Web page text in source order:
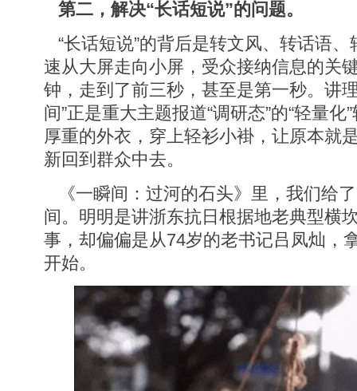
第二，解决“长话短说”的问题。
“长话短说”的背后是转文风、转话语
速从大屏走向小屏，受众接纳信息的关
钟，走到了前三秒，甚至是第一秒。讲
间”正是重大主题报道“调研态”的“轻量
厚重的外衣，穿上轻衫小褂，让原本就
新回到群众中去。
《一瞬间：过河的石头》里，我们给
间。明明是讲浙东抗日根据地老典型横
事，却偏偏是从74岁的老书记吕凤灿，
开始。